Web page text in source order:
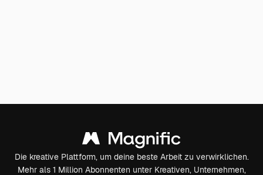
Die kreative Plattform, um deine beste Arbeit zu verwirklichen.
Mehr als 1 Million Abonnenten unter Kreativen, Unternehmen,